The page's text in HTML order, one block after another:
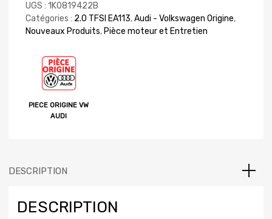
UGS : 1K0819422B
Catégories : 2.0 TFSI EA113,Audi - Volkswagen Origine,
Nouveaux Produits, Pièce moteur et Entretien
PIECE ORIGINE VW
AUDI
DESCRIPTION
DESCRIPTION